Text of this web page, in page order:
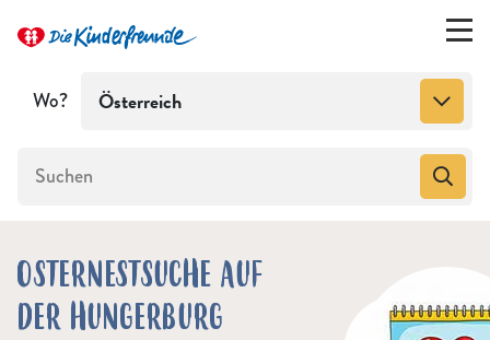
Wo? Österreich
OSTERNESTSUCHE AUF
DER HUNGERBURG